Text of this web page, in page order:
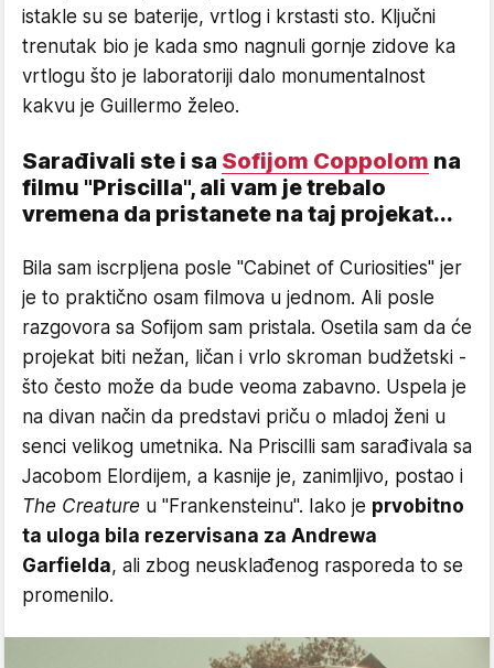
istakle su se baterije, vrtlog i krstasti sto. Ključni
trenutak bio je kada smo nagnuli gornje zidove ka
vrtlogu što je laboratoriji dalo monumentalnost
kakvu je Guillermo želeo.
Sarađivali ste i sa Sofijom Coppolom na
filmu "Priscilla", ali vam je trebalo
vremena da pristanete na taj projekat...
Bila sam iscrpljena posle "Cabinet of Curiosities" jer
je to praktično osam filmova u jednom. Ali posle
razgovora sa Sofijom sam pristala. Osetila sam da će
projekat biti nežan, ličan i vrlo skroman budžetski -
što često može da bude veoma zabavno. Uspela je
na divan način da predstavi priču o mladoj ženi u
senci velikog umetnika. Na Priscilli sam sarađivala sa
Jacobom Elordijem, a kasnije je, zanimljivo, postao i
The Creature u "Frankensteinu". Iako je prvobitno
ta uloga bila rezervisana za Andrewa
Garfielda, ali zbog neusklađenog rasporeda to se
promenilo.